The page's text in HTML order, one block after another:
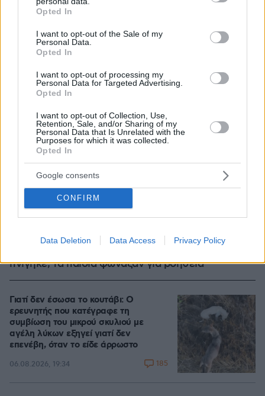
grant or deny consent to Google and its third-party tags to
use your data for below specified purposes in below Google
consent section.
Opted In
I want to opt-out of the Sale of my
Personal Data.
Opted In
I want to opt-out of processing my
Personal Data for Targeted Advertising.
Opted In
I want to opt-out of Collection, Use,
Retention, Sale, and/or Sharing of my
Personal Data that Is Unrelated with the
Purposes for which it was collected.
Opted In
Google consents
CONFIRM
Data Deletion Data Access Privacy Policy
Πώς έγινε η τραγωδία με την νεκρή μητέρα στα
πνίγηκε, τα παιδιά φώναζαν για βοήθεια
Γιατί δεν έσωσα το κουτάβι: Ο
ερευνητής που κατέγραφε τη
συμβίωση του μικρού σκυλιού με
αγέλη λύκων εξηγεί γιατί δεν
επενέβη, όταν το είδε άρρωστο
06.08.2026, 19:34 185